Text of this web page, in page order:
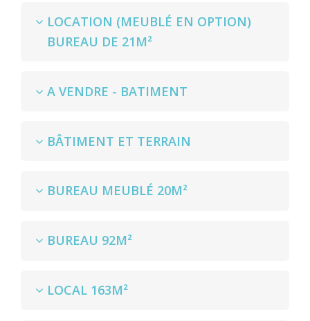
LOCATION (MEUBLÉ EN OPTION)
BUREAU DE 21M²
A VENDRE - BATIMENT
BÂTIMENT ET TERRAIN
BUREAU MEUBLÉ 20M²
BUREAU 92M²
LOCAL 163M²